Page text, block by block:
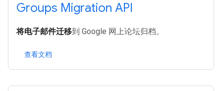
Groups Migration API
将电子邮件迁移到 Google 网上论坛归档。
查看文档